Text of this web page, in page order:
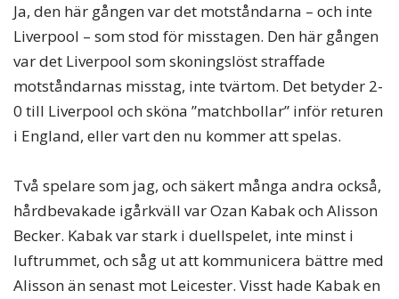
Ja, den här gången var det motståndarna – och inte
Liverpool – som stod för misstagen. Den här gången
var det Liverpool som skoningslöst straffade
motståndarnas misstag, inte tvärtom. Det betyder 2-
0 till Liverpool och sköna ”matchbollar” inför returen
i England, eller vart den nu kommer att spelas.
Två spelare som jag, och säkert många andra också,
hårdbevakade igårkväll var Ozan Kabak och Alisson
Becker. Kabak var stark i duellspelet, inte minst i
luftrummet, och såg ut att kommunicera bättre med
Alisson än senast mot Leicester. Visst hade Kabak en